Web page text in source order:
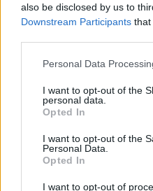
also be disclosed by us to
Downstream Participants that
Personal Data
I want to opt-out of the
personal data.
Opted In
I want to opt-out of the
Personal Data.
Opted In
I want to opt-out of
“Teatro
Celeste
agosto